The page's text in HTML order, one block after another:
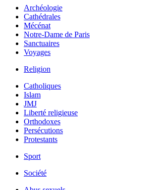
Archéologie
Cathédrales
Mécénat
Notre-Dame de Paris
Sanctuaires
Voyages
Religion
Catholiques
Islam
JMJ
Liberté religieuse
Orthodoxes
Persécutions
Protestants
Sport
Société